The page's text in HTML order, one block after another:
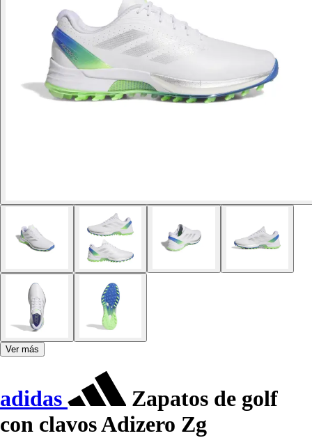
Ver más
adidas
Zapatos de golf
con clavos Adizero Zg